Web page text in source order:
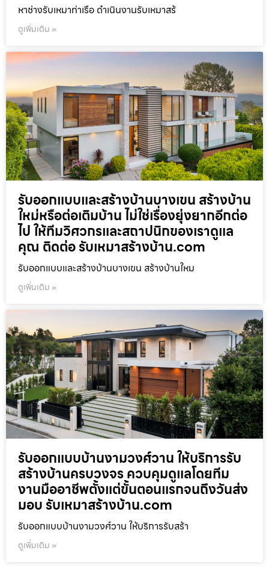
หาช่างรับเหมาท่าเรือ ดำเนินงานรับเหมาสร้
ดูเพิ่มเติม »
รับออกแบบและสร้างบ้านบางเขน สร้างบ้าน
ใหม่หรือต่อเติมบ้าน ไม่ใช่เรื่องยุ่งยากอีกต่อ
ไป ให้ทีมวิศวกรและสถาปนิกของเราดูแล
คุณ ติดต่อ รับเหมาสร้างบ้าน.com
รับออกแบบและสร้างบ้านบางเขน สร้างบ้านใหม
ดูเพิ่มเติม »
รับออกแบบบ้านงามวงศ์วาน ให้บริการรับ
สร้างบ้านครบวงจร ควบคุมดูแลโดยทีม
งานมืออาชีพตั้งแต่ขั้นตอนแรกจนถึงวันส่ง
มอบ รับเหมาสร้างบ้าน.com
รับออกแบบบ้านงามวงศ์วาน ให้บริการรับสร้า
ดูเพิ่มเติม »